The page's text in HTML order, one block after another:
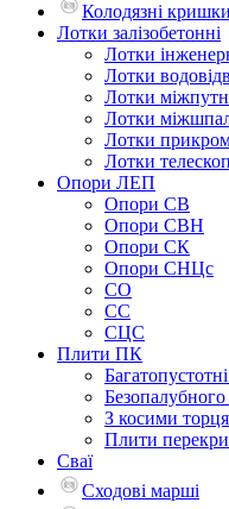
Колодязні кришки
Лотки залізобетонні
Лотки
Лотки
Лотки
Лотки
Лотки
Лотки
Опори ЛЕП
Опори СВ
Опори СВН
Опори СК
Опори СНЦс
СО
СС
СЦС
Плити ПК
Багатопустотні
З косими
Плити
Сваї
Сходові марші